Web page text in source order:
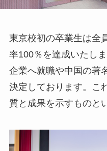
東京校初の卒業生は全
率100％を達成いたし
企業へ就職や中国の著
決定しております。こ
質と成果を示すものと